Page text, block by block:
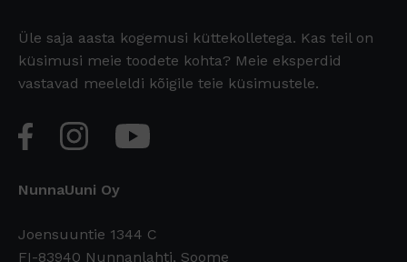
Üle saja aasta kogemusi küttekolletega. Kas teil on
küsimusi meie toodete kohta? Meie eksperdid
vastavad meeleldi kõigile teie küsimustele.
NunnaUuni Oy
Joensuuntie 1344 C
FI-83940 Nunnanlahti, Soome